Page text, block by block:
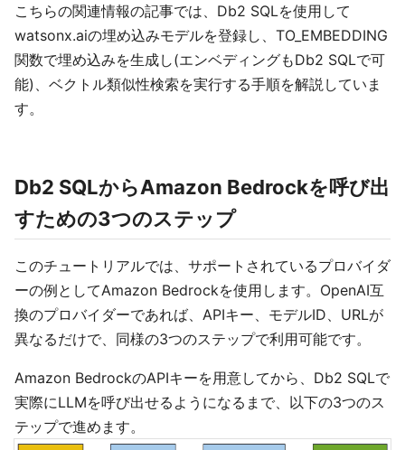
こちらの関連情報の記事では、Db2 SQLを使用して
watsonx.aiの埋め込みモデルを登録し、TO_EMBEDDING
関数で埋め込みを生成し(エンベディングもDb2 SQLで可
能)、ベクトル類似性検索を実行する手順を解説していま
す。
Db2 SQLからAmazon Bedrockを呼び出
すための3つのステップ
このチュートリアルでは、サポートされているプロバイダ
ーの例としてAmazon Bedrockを使用します。OpenAI互
換のプロバイダーであれば、APIキー、モデルID、URLが
異なるだけで、同様の3つのステップで利用可能です。
Amazon BedrockのAPIキーを用意してから、Db2 SQLで
実際にLLMを呼び出せるようになるまで、以下の3つのス
テップで進めます。